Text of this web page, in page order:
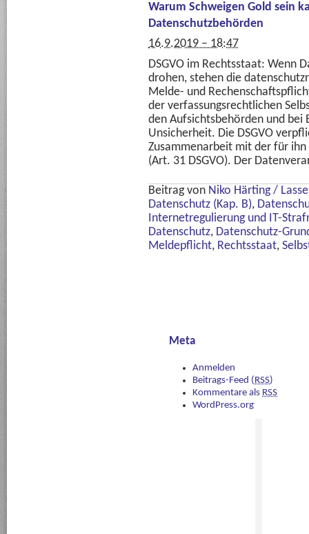
Warum Schweigen Gold sein
Datenschutzbehörden
16.9.2019 – 18:47
DSGVO im Rechtsstaat: Wenn
drohen, stehen die
Melde- und
der verfassungsrechtlichen
den Aufsichtsbehörden und
Unsicherheit. Die DSGVO
Zusammenarbeit mit der für
(Art. 31 DSGVO). Der
Beitrag von Niko Härting /
Datenschutz (Kap. B),
Internetregulierung und IT-
Datenschutz, Datenschutz-
Meldepflicht, Rechtsstaat,
Meta
Anmelden
Beitrags-Feed (RSS)
Kommentare als RSS
WordPress.org